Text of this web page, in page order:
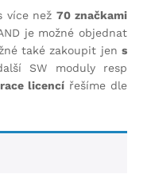
více než70 značkami
je možné objednat
také zakoupit jens
SW moduly resp
licencířešíme dle